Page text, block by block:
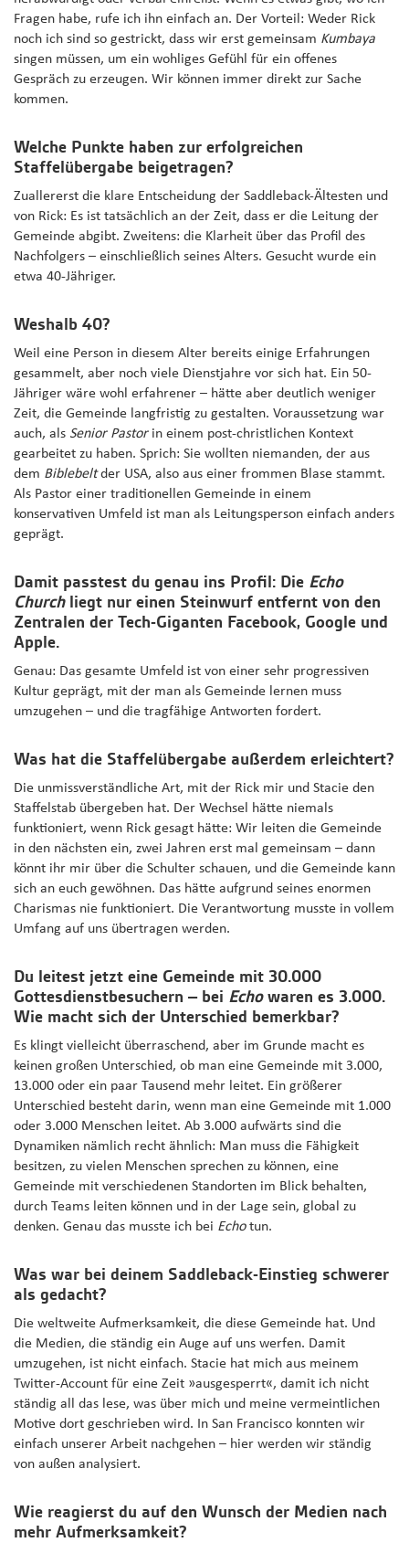
Fragen habe, rufe ich ihn einfach an. Der Vorteil: Weder Rick
noch ich sind so gestrickt, dass wir erst gemeinsam Kumbaya
singen müssen, um ein wohliges Gefühl für ein offenes
Gespräch zu erzeugen. Wir können immer direkt zur Sache
kommen.
Welche Punkte haben zur erfolgreichen
Staffelübergabe beigetragen?
Zuallererst die klare Entscheidung der Saddleback-Ältesten und
von Rick: Es ist tatsächlich an der Zeit, dass er die Leitung der
Gemeinde abgibt. Zweitens: die Klarheit über das Profil des
Nachfolgers – einschließlich seines Alters. Gesucht wurde ein
etwa 40-Jähriger.
Weshalb 40?
Weil eine Person in diesem Alter bereits einige Erfahrungen
gesammelt, aber noch viele Dienstjahre vor sich hat. Ein 50-
Jähriger wäre wohl erfahrener – hätte aber deutlich weniger
Zeit, die Gemeinde langfristig zu gestalten. Voraussetzung war
auch, als Senior Pastorin einem post-christlichen Kontext
gearbeitet zu haben. Sprich: Sie wollten niemanden, der aus
dem Biblebeltder USA, also aus einer frommen Blase stammt.
Als Pastor einer traditionellen Gemeinde in einem
konservativen Umfeld ist man als Leitungsperson einfach anders
geprägt.
Damit passtest du genau ins Profil: Die Echo
Churchliegt nur einen Steinwurf entfernt von den
Zentralen der Tech-Giganten Facebook, Google und
Apple.
Genau: Das gesamte Umfeld ist von einer sehr progressiven
Kultur geprägt, mit der man als Gemeinde lernen muss
umzugehen – und die tragfähige Antworten fordert.
Was hat die Staffelübergabe außerdem erleichtert?
Die unmissverständliche Art, mit der Rick mir und Stacie den
Staffelstab übergeben hat. Der Wechsel hätte niemals
funktioniert, wenn Rick gesagt hätte: Wir leiten die Gemeinde
in den nächsten ein, zwei Jahren erst mal gemeinsam – dann
könnt ihr mir über die Schulter schauen, und die Gemeinde kann
sich an euch gewöhnen. Das hätte aufgrund seines enormen
Charismas nie funktioniert. Die Verantwortung musste in vollem
Umfang auf uns übertragen werden.
Du leitest jetzt eine Gemeinde mit 30.000
Gottesdienstbesuchern – bei Echowaren es 3.000.
Wie macht sich der Unterschied bemerkbar?
Es klingt vielleicht überraschend, aber im Grunde macht es
keinen großen Unterschied, ob man eine Gemeinde mit 3.000,
13.000 oder ein paar Tausend mehr leitet. Ein größerer
Unterschied besteht darin, wenn man eine Gemeinde mit 1.000
oder 3.000 Menschen leitet. Ab 3.000 aufwärts sind die
Dynamiken nämlich recht ähnlich: Man muss die Fähigkeit
besitzen, zu vielen Menschen sprechen zu können, eine
Gemeinde mit verschiedenen Standorten im Blick behalten,
durch Teams leiten können und in der Lage sein, global zu
denken. Genau das musste ich bei Echotun.
Was war bei deinem Saddleback-Einstieg schwerer
als gedacht?
Die weltweite Aufmerksamkeit, die diese Gemeinde hat. Und
die Medien, die ständig ein Auge auf uns werfen. Damit
umzugehen, ist nicht einfach. Stacie hat mich aus meinem
Twitter-Account für eine Zeit »ausgesperrt«, damit ich nicht
ständig all das lese, was über mich und meine vermeintlichen
Motive dort geschrieben wird. In San Francisco konnten wir
einfach unserer Arbeit nachgehen – hier werden wir ständig
von außen analysiert.
Wie reagierst du auf den Wunsch der Medien nach
mehr Aufmerksamkeit?